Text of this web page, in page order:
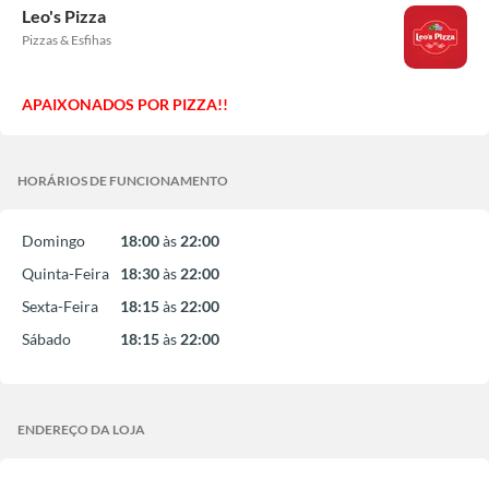
Leo's Pizza
Pizzas & Esfihas
APAIXONADOS POR PIZZA!!
HORÁRIOS DE FUNCIONAMENTO
Domingo 18:00às 22:00
Quinta-Feira
18:30às 22:00
Sexta-Feira
18:15às 22:00
Sábado
18:15às 22:00
ENDEREÇO DA LOJA